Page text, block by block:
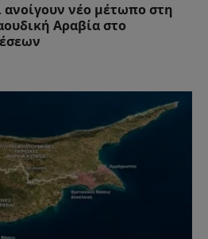
ανοίγουν νέο μέτωπο στη
Αραβία στο